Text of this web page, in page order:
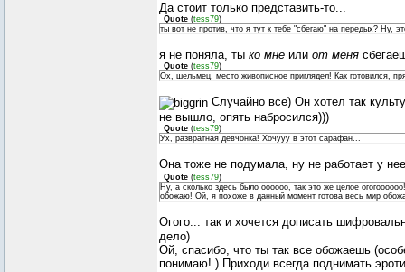
Да стоит только представить-то...
Quote (tess79)
ты вот не против, что я тут к тебе "сбегаю" на передых? Ну,
я не поняла, ты ко мне или от меня
Quote (tess79)
Ох, шельмец, место живописное приглядел! Как готовился,
Случайно все) Он хотел так
не вышло, опять набросился)))
Quote (tess79)
Ух, развратная девчонка! Хочууу в этот сарафан...
Она тоже не подумала, ну не работает у
Quote (tess79)
Ну, а сколько здесь было оооооо, так это же целое
обожаю! Ой, я похоже в данный момент готова весь мир
Огого... так и хочется дописать
дело)
Ой, спасибо, что ты так все обожаешь
понимаю! ) Приходи всегда поднимать